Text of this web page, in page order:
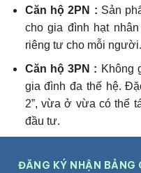
Căn hộ 2PN : Sản
cho gia đình hạt
riêng tư cho mỗi người.
Căn hộ 3PN : Không
gia đình đa thế hệ.
2”, vừa ở vừa có thể
đầu tư.
ĐĂNG KÝ NHẬN BẢNG